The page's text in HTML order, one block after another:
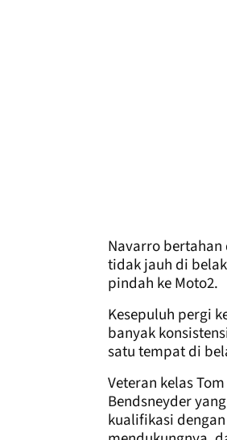
Navarro
tidak jauh di
pindah ke Moto2.
Kesepuluh pergi
banyak
satu tempat di
Veteran kelas
Bendsneyder
kualifikasi